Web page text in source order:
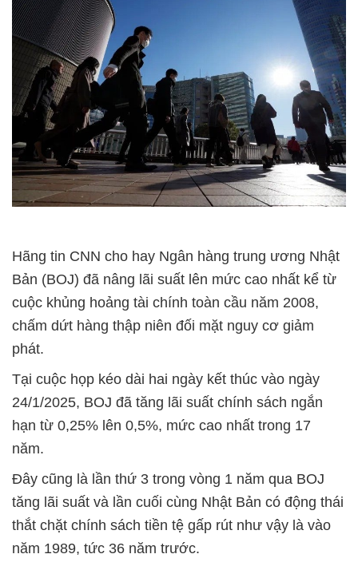
Hãng tin CNN cho hay Ngân hàng trung ương Nhật
Bản (BOJ) đã nâng lãi suất lên mức cao nhất kể từ
cuộc khủng hoảng tài chính toàn cầu năm 2008,
chấm dứt hàng thập niên đối mặt nguy cơ giảm
phát.
Tại cuộc họp kéo dài hai ngày kết thúc vào ngày
24/1/2025, BOJ đã tăng lãi suất chính sách ngắn
hạn từ 0,25% lên 0,5%, mức cao nhất trong 17
năm.
Đây cũng là lần thứ 3 trong vòng 1 năm qua BOJ
tăng lãi suất và lần cuối cùng Nhật Bản có động thái
thắt chặt chính sách tiền tệ gấp rút như vậy là vào
năm 1989, tức 36 năm trước.